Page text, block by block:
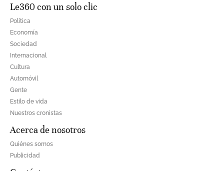
Le360 con un solo clic
Política
Economía
Sociedad
Internacional
Cultura
Automóvil
Gente
Estilo de vida
Nuestros cronistas
Acerca de nosotros
Quiénes somos
Publicidad